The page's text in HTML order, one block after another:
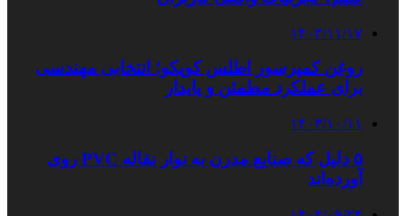
۱۴۰۳/۱۱/۱۷
روغن کمپرسور اطلس کوپکو؛ انتخابی مهندسی
برای عملکرد مطمئن و پایدار
۱۴۰۳/۱۰/۱۱
۵ دلیل که صنایع مدرن به نوار نقاله PVC روی
آورده‌اند